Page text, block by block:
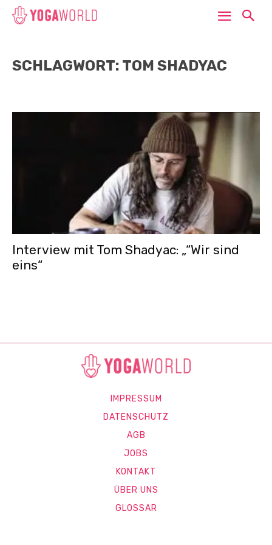
SCHLAGWORT: TOM SHADYAC
Interview mit Tom Shadyac: „“Wir sind
eins“
IMPRESSUM
DATENSCHUTZ
AGB
JOBS
KONTAKT
ÜBER UNS
GLOSSAR